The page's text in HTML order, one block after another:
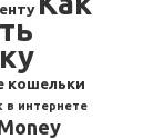
кошельки
в интернете